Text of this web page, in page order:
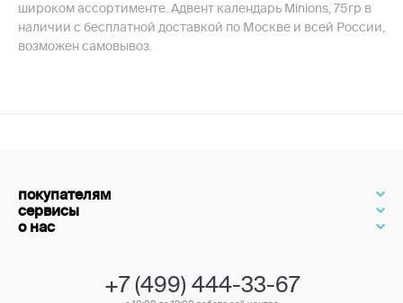
широком ассортименте. Адвент календарь Minions, 75гр в
наличии с бесплатной доставкой по Москве и всей России,
возможен самовывоз.
покупателям
сервисы
о нас
+7 (499) 444-33-67